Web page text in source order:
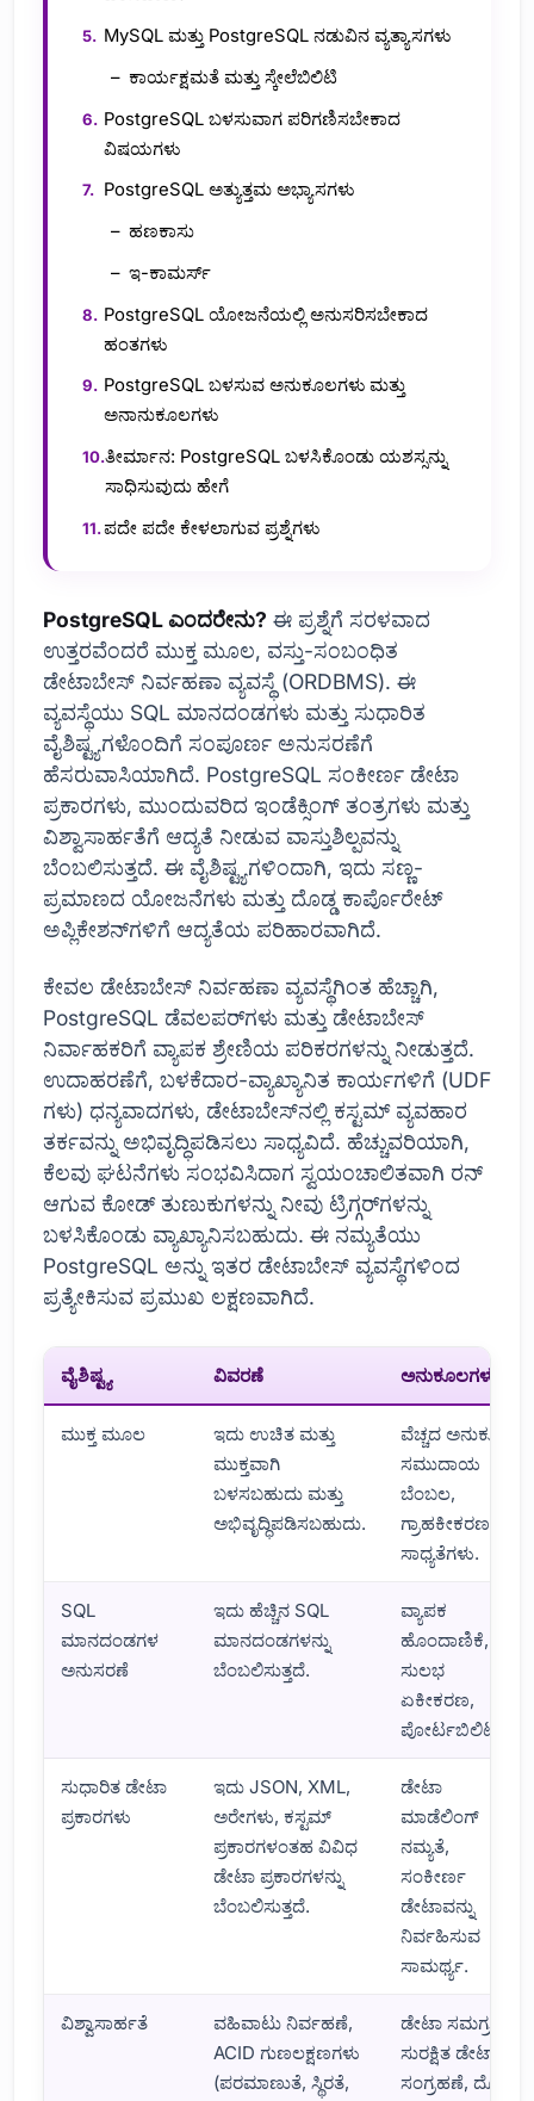
MySQL ಮತ್ತು PostgreSQL ನಡುವಿನ ವ್ಯತ್ಯಾಸಗಳು
ಕಾರ್ಯಕ್ಷಮತೆ ಮತ್ತು ಸ್ಕೇಲೆಬಿಲಿಟಿ
PostgreSQL ಬಳಸುವಾಗ ಪರಿಗಣಿಸಬೇಕಾದ
ವಿಷಯಗಳು
PostgreSQL ಅತ್ಯುತ್ತಮ ಅಭ್ಯಾಸಗಳು
ಹಣಕಾಸು
ಇ-ಕಾಮರ್ಸ್
PostgreSQL ಯೋಜನೆಯಲ್ಲಿ ಅನುಸರಿಸಬೇಕಾದ
ಹಂತಗಳು
PostgreSQL ಬಳಸುವ ಅನುಕೂಲಗಳು ಮತ್ತು
ಅನಾನುಕೂಲಗಳು
ತೀರ್ಮಾನ: PostgreSQL ಬಳಸಿಕೊಂಡು ಯಶಸ್ಸನ್ನು
ಸಾಧಿಸುವುದು ಹೇಗೆ
ಪದೇ ಪದೇ ಕೇಳಲಾಗುವ ಪ್ರಶ್ನೆಗಳು
PostgreSQL ಎಂದರೇನು? ಈ ಪ್ರಶ್ನೆಗೆ ಸರಳವಾದ
ಉತ್ತರವೆಂದರೆ ಮುಕ್ತ ಮೂಲ, ವಸ್ತು-ಸಂಬಂಧಿತ
ಡೇಟಾಬೇಸ್ ನಿರ್ವಹಣಾ ವ್ಯವಸ್ಥೆ (ORDBMS). ಈ
ವ್ಯವಸ್ಥೆಯು SQL ಮಾನದಂಡಗಳು ಮತ್ತು ಸುಧಾರಿತ
ವೈಶಿಷ್ಟ್ಯಗಳೊಂದಿಗೆ ಸಂಪೂರ್ಣ ಅನುಸರಣೆಗೆ
ಹೆಸರುವಾಸಿಯಾಗಿದೆ. PostgreSQL ಸಂಕೀರ್ಣ ಡೇಟಾ
ಪ್ರಕಾರಗಳು, ಮುಂದುವರಿದ ಇಂಡೆಕ್ಸಿಂಗ್ ತಂತ್ರಗಳು ಮತ್ತು
ವಿಶ್ವಾಸಾರ್ಹತೆಗೆ ಆದ್ಯತೆ ನೀಡುವ ವಾಸ್ತುಶಿಲ್ಪವನ್ನು
ಬೆಂಬಲಿಸುತ್ತದೆ. ಈ ವೈಶಿಷ್ಟ್ಯಗಳಿಂದಾಗಿ, ಇದು ಸಣ್ಣ-
ಪ್ರಮಾಣದ ಯೋಜನೆಗಳು ಮತ್ತು ದೊಡ್ಡ ಕಾರ್ಪೊರೇಟ್
ಅಪ್ಲಿಕೇಶನ್‌ಗಳಿಗೆ ಆದ್ಯತೆಯ ಪರಿಹಾರವಾಗಿದೆ.
ಕೇವಲ ಡೇಟಾಬೇಸ್ ನಿರ್ವಹಣಾ ವ್ಯವಸ್ಥೆಗಿಂತ ಹೆಚ್ಚಾಗಿ,
PostgreSQL ಡೆವಲಪರ್‌ಗಳು ಮತ್ತು ಡೇಟಾಬೇಸ್
ನಿರ್ವಾಹಕರಿಗೆ ವ್ಯಾಪಕ ಶ್ರೇಣಿಯ ಪರಿಕರಗಳನ್ನು ನೀಡುತ್ತದೆ.
ಉದಾಹರಣೆಗೆ, ಬಳಕೆದಾರ-ವ್ಯಾಖ್ಯಾನಿತ ಕಾರ್ಯಗಳಿಗೆ (UDF
ಗಳು) ಧನ್ಯವಾದಗಳು, ಡೇಟಾಬೇಸ್‌ನಲ್ಲಿ ಕಸ್ಟಮ್ ವ್ಯವಹಾರ
ತರ್ಕವನ್ನು ಅಭಿವೃದ್ಧಿಪಡಿಸಲು ಸಾಧ್ಯವಿದೆ. ಹೆಚ್ಚುವರಿಯಾಗಿ,
ಕೆಲವು ಘಟನೆಗಳು ಸಂಭವಿಸಿದಾಗ ಸ್ವಯಂಚಾಲಿತವಾಗಿ ರನ್
ಆಗುವ ಕೋಡ್ ತುಣುಕುಗಳನ್ನು ನೀವು ಟ್ರಿಗ್ಗರ್‌ಗಳನ್ನು
ಬಳಸಿಕೊಂಡು ವ್ಯಾಖ್ಯಾನಿಸಬಹುದು. ಈ ನಮ್ಯತೆಯು
PostgreSQL ಅನ್ನು ಇತರ ಡೇಟಾಬೇಸ್ ವ್ಯವಸ್ಥೆಗಳಿಂದ
ಪ್ರತ್ಯೇಕಿಸುವ ಪ್ರಮುಖ ಲಕ್ಷಣವಾಗಿದೆ.
ವೈಶಿಷ್ಟ್ಯ ವಿವರಣೆ ಅನುಕೂಲಗಳು
ಮುಕ್ತ ಮೂಲ
ಇದು ಉಚಿತ ಮತ್ತು
ಮುಕ್ತವಾಗಿ
ಬಳಸಬಹುದು ಮತ್ತು
ಅಭಿವೃದ್ಧಿಪಡಿಸಬಹುದು.
ವೆಚ್ಚದ ಅನುಕೂಲ,
ಸಮುದಾಯ
ಬೆಂಬಲ,
ಗ್ರಾಹಕೀಕರಣ
ಸಾಧ್ಯತೆಗಳು.
SQL
ಮಾನದಂಡಗಳ
ಅನುಸರಣೆ
ಇದು ಹೆಚ್ಚಿನ SQL
ಮಾನದಂಡಗಳನ್ನು
ಬೆಂಬಲಿಸುತ್ತದೆ.
ವ್ಯಾಪಕ
ಹೊಂದಾಣಿಕೆ,
ಸುಲಭ
ಏಕೀಕರಣ,
ಪೋರ್ಟಬಿಲಿಟಿ.
ಸುಧಾರಿತ ಡೇಟಾ
ಪ್ರಕಾರಗಳು
ಇದು JSON, XML,
ಅರೇಗಳು, ಕಸ್ಟಮ್
ಪ್ರಕಾರಗಳಂತಹ ವಿವಿಧ
ಡೇಟಾ ಪ್ರಕಾರಗಳನ್ನು
ಬೆಂಬಲಿಸುತ್ತದೆ.
ಡೇಟಾ
ಮಾಡೆಲಿಂಗ್
ನಮ್ಯತೆ,
ಸಂಕೀರ್ಣ
ಡೇಟಾವನ್ನು
ನಿರ್ವಹಿಸುವ
ಸಾಮರ್ಥ್ಯ.
ವಿಶ್ವಾಸಾರ್ಹತೆ
ವಹಿವಾಟು ನಿರ್ವಹಣೆ,
ACID ಗುಣಲಕ್ಷಣಗಳು
(ಪರಮಾಣುತೆ, ಸ್ಥಿರತೆ,
ಡೇಟಾ ಸಮಗ್ರತೆ,
ಸುರಕ್ಷಿತ ಡೇಟಾ
ಸಂಗ್ರಹಣೆ, ದೋಷ